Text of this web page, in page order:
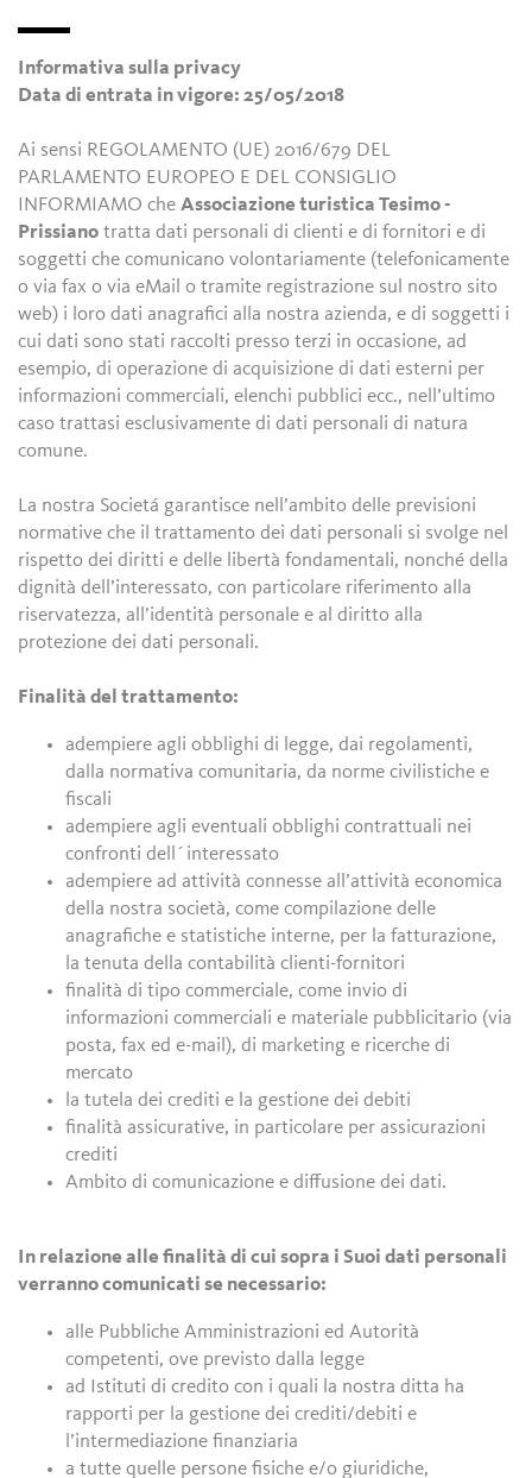
Informativa sulla privacy
Data di entrata in vigore: 25/05/2018
Ai sensi REGOLAMENTO (UE) 2016/679 DEL
PARLAMENTO EUROPEO E DEL CONSIGLIO
INFORMIAMO cheAssociazione turistica Tesimo -
Prissiano tratta dati personali di clienti e di fornitori e di
soggetti che comunicano volontariamente (telefonicamente
o via fax o via eMail o tramite registrazione sul nostro sito
web) i loro dati anagrafici alla nostra azienda, e di soggetti i
cui dati sono stati raccolti presso terzi in occasione, ad
esempio, di operazione di acquisizione di dati esterni per
informazioni commerciali, elenchi pubblici ecc., nell’ultimo
caso trattasi esclusivamente di dati personali di natura
comune.
La nostra Societá garantisce nell’ambito delle previsioni
normative che il trattamento dei dati personali si svolge nel
rispetto dei diritti e delle libertà fondamentali, nonché della
dignità dell’interessato, con particolare riferimento alla
riservatezza, all’identità personale e al diritto alla
protezione dei dati personali.
Finalità del trattamento:
adempiere agli obblighi di legge, dai regolamenti,
dalla normativa comunitaria, da norme civilistiche e
fiscali
adempiere agli eventuali obblighi contrattuali nei
confronti dell´interessato
adempiere ad attività connesse all’attività economica
della nostra società, come compilazione delle
anagrafiche e statistiche interne, per la fatturazione,
la tenuta della contabilità clienti-fornitori
finalità di tipo commerciale, come invio di
informazioni commerciali e materiale pubblicitario (via
posta, fax ed e-mail), di marketing e ricerche di
mercato
la tutela dei crediti e la gestione dei debiti
finalità assicurative, in particolare per assicurazioni
crediti
Ambito di comunicazione e diffusione dei dati.
In relazione alle finalità di cui sopra i Suoi dati personali
verranno comunicati se necessario:
alle Pubbliche Amministrazioni ed Autorità
competenti, ove previsto dalla legge
ad Istituti di credito con i quali la nostra ditta ha
rapporti per la gestione dei crediti/debiti e
l’intermediazione finanziaria
a tutte quelle persone fisiche e/o giuridiche,